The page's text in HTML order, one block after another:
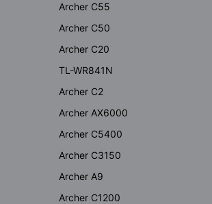
Archer C55
Archer C50
Archer C20
TL-WR841N
Archer C2
Archer AX6000
Archer C5400
Archer C3150
Archer A9
Archer C1200